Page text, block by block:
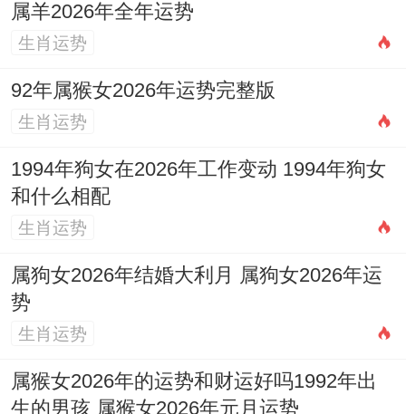
四、2026年吉祥物与方位摆件综合运用
吉祥物选择，以运势需求为准，将犯太岁专
用先论，但生肖通用亦有效，虽属虎男狗
方位关键，想全面化解，接九宫飞星布局，
可西北病符位，就放置祥安阁雄狮护宅，即
此乃黄色石雕刻，尽护家宅安康，这正西方
是非位，而摆放
，不招惹口
皆财旺财，从白菜金蟾寓意，正财运滚滚，
属羊2026年全年运势
生肖运势
92年属猴女2026年运势完整版
生肖运势
1994年狗女在2026年工作变动 1994年狗女
和什么相配
生肖运势
属狗女2026年结婚大利月 属狗女2026年运
势
生肖运势
属猴女2026年的运势和财运好吗1992年出
生的男孩 属猴女2026年元月运势